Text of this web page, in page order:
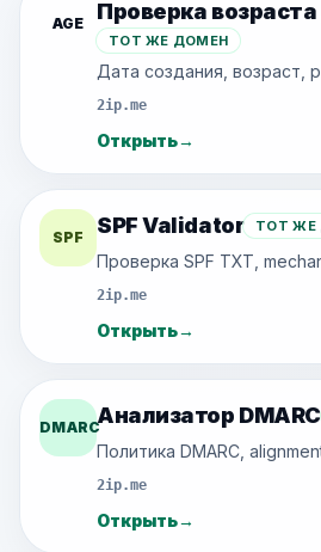
AGE Проверка
ТОТ ЖЕ ДОМЕН
Дата создания, возраст,
2ip.me
Открыть→
SPF SPF Validator ТОТ ЖЕ
Проверка SPF TXT,
2ip.me
Открыть→
DMARCАнализатор DMARC
Политика DMARC,
2ip.me
Открыть→